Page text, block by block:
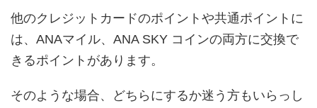
他のクレジットカードのポイントや共通ポイントに
は、ANAマイル、ANA SKY コインの両方に交換で
きるポイントがあります。
そのような場合、どちらにするか迷う方もいらっし